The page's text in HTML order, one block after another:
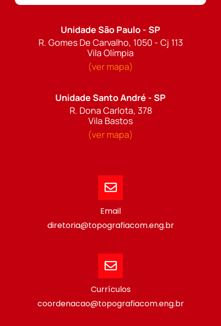
Unidade São Paulo - SP
R. Gomes De Carvalho, 1050 - Cj 113
Vila Olímpia
(ver mapa)
Unidade Santo André - SP
R. Dona Carlota, 378
Vila Bastos
(ver mapa)
Email
diretoria@topografiacom.eng.br
Currículos
coordenacao@topografiacom.eng.br